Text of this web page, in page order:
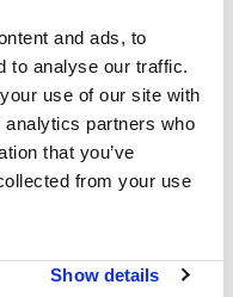
and ads, to
to analyse our traffic.
use of our site with
partners who
that you’ve
from your use
Show details